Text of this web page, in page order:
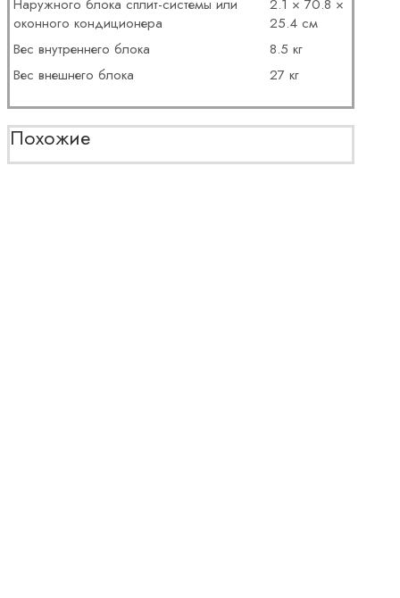
Наружного блока сплит-системы или
оконного кондиционера
2.1 × 70.8 ×
25.4 см
Вес внутреннего блока
8.5 кг
Вес внешнего блока
27 кг
Похожие